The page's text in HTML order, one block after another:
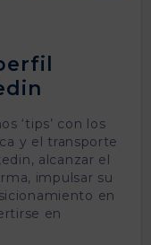
‘tips’ con los
y el transporte
alcanzar el
impulsar su
en
en